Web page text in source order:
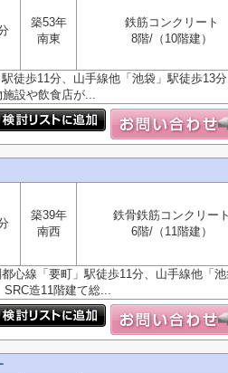
築53年
南東
鉄筋コンクリート
8階/（10階建）
徒歩11分、山手線他「池袋」駅徒歩13
設や飲食店が...
築39年
南西
鉄骨鉄筋コンクリート
6階/（11階建）
心線「要町」駅徒歩11分、山手線他「
造11階建て総...